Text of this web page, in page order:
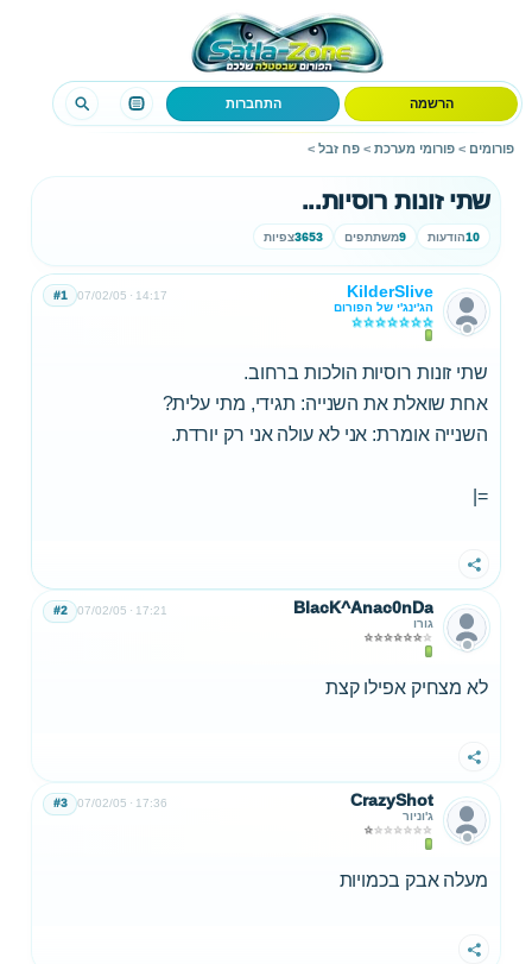
הרשמה התחברות
פורומים > פורומי מערכת > פח זבל >
שתי זונות רוסיות...
10הודעות 9משתתפים 3653צפיות
KilderSlive
הג'ינג'י של הפורום
07/02/05 14:17
#1
שתי זונות רוסיות הולכות ברחוב.
אחת שואלת את השנייה: תגידי, מתי עלית?
השנייה אומרת: אני לא עולה אני רק יורדת.
=|
שתף
BlacK^Anac0nDa
גורו
07/02/05 17:21
#2
לא מצחיק אפילו קצת
שתף
CrazyShot
ג'וניור
07/02/05 17:36
#3
מעלה אבק בכמויות
שתף